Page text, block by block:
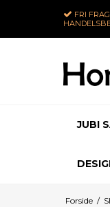
FRI
JUBI
Forside /